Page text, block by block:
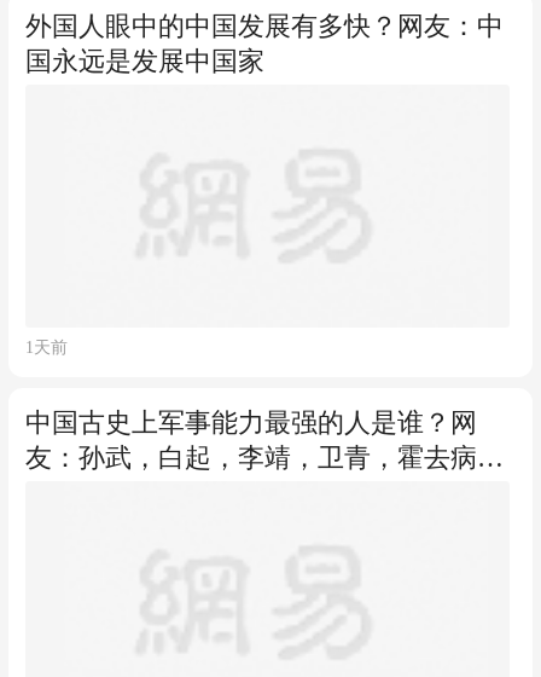
外国人眼中的中国发展有多快？网友：中
国永远是发展中国家
1天前
中国古史上军事能力最强的人是谁？网
友：孙武，白起，李靖，卫青，霍去病，